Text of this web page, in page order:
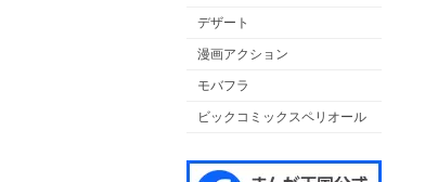
デザート
漫画アクション
モバフラ
ビックコミックスペリオール